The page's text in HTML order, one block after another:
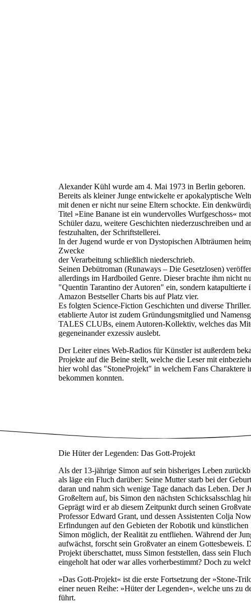
Alexander Kühlwurde am 4. Mai 1973 in Berlin geboren.
Bereits als kleiner Junge entwickelte er apokalyptische
mit denen er nicht nur seine Eltern schockte. Ein
Titel »Eine Banane ist ein wundervolles Wurfgeschoss«
Schüler dazu, weitere Geschichten niederzuschreiben und
festzuhalten, der Schriftstellerei.
In der Jugend wurde er von Dystopischen Albträumen
Zwecke
der Verarbeitung schließlich niederschrieb.
Seinen Debütroman (Runaways – Die Gesetzlosen)
allerdings im Hardboiled Genre. Dieser brachte ihm nicht
"Quentin Tarantino der Autoren" ein, sondern katapultierte
Amazon Bestseller Charts bis auf Platz vier.
Es folgten Science-Fiction Geschichten und diverse
etablierte Autor ist zudem Gründungsmitglied und
TALES CLUBs, einem Autoren-Kollektiv, welches das
gegeneinander exzessiv auslebt.
Der Leiter eines Web-Radios für Künstler ist außerdem
Projekte auf die Beine stellt, welche die Leser mit
hier wohl das "StoneProjekt" in welchem Fans Charaktere
bekommen konnten.
Die Hüter der Legenden: Das Gott-Projekt
Als der 13-jährige Simon auf sein bisheriges Leben
als läge ein Fluch darüber: Seine Mutter starb bei der
daran und nahm sich wenige Tage danach das Leben. Der
Großeltern auf, bis Simon den nächsten Schicksalsschlag
Geprägt wird er ab diesem Zeitpunkt durch seinen
Professor Edward Grant, und dessen Assistenten Colja
Erfindungen auf den Gebieten der Robotik und
Simon möglich, der Realität zu entfliehen. Während der
aufwächst, forscht sein Großvater an einem Gottesbeweis.
Projekt überschattet, muss Simon feststellen, dass sein
eingeholt hat oder war alles vorherbestimmt? Doch zu
»Das Gott-Projekt« ist die erste Fortsetzung der »Stone-
einer neuen Reihe: »Hüter der Legenden«, welche uns zu
führt.